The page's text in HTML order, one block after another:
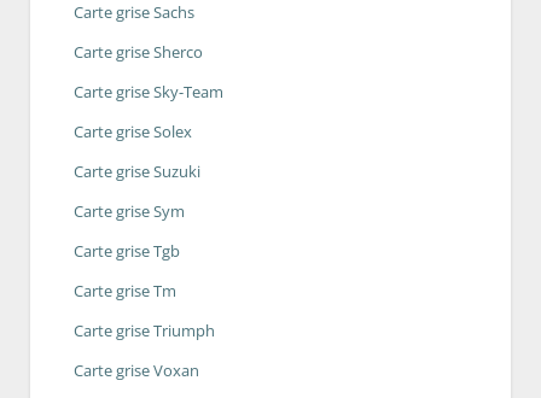
Carte grise Sachs
Carte grise Sherco
Carte grise Sky-Team
Carte grise Solex
Carte grise Suzuki
Carte grise Sym
Carte grise Tgb
Carte grise Tm
Carte grise Triumph
Carte grise Voxan